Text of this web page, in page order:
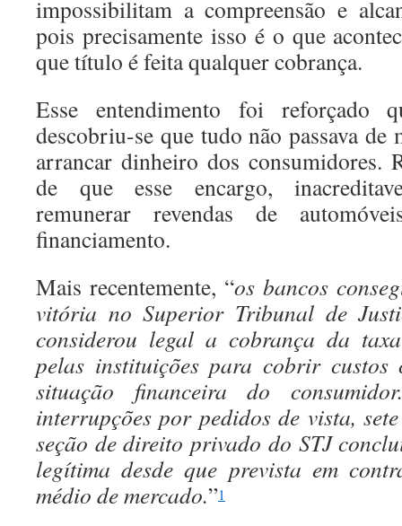
impossibilitam a compreensão e
pois precisamente isso é o que
que título é feita qualquer cobrança.
Esse entendimento foi reforçado
descobriu-se que tudo não passava
arrancar dinheiro dos consumidores.
de que esse encargo,
remunerar revendas de
financiamento.
Mais recentemente, “os bancos
vitória no Superior Tribunal de
considerou legal a cobrança da
pelas instituições para cobrir custos
situação financeira do
interrupções por pedidos de vista,
seção de direito privado do STJ
legítima desde que prevista em
médio de mercado.”1